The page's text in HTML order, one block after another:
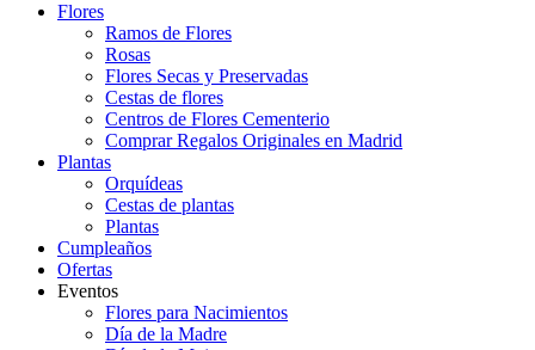
Flores
Ramos de Flores
Rosas
Flores Secas y Preservadas
Cestas de flores
Centros de Flores Cementerio
Comprar Regalos Originales en Madrid
Plantas
Orquídeas
Cestas de plantas
Plantas
Cumpleaños
Ofertas
Eventos
Flores para Nacimientos
Día de la Madre